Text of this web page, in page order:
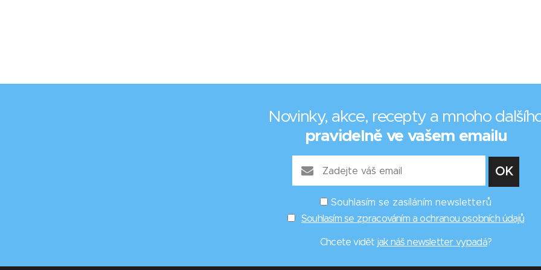
Novinky, akce, recepty a mnoho
pravidelně ve vašem emailu
Souhlasím se zasíláním newsletterů
Souhlasím se zpracováním a ochranou osobních údajů
Chcete vidět jak náš newsletter vypadá?